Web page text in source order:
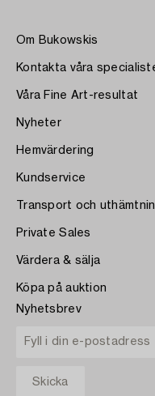
Om Bukowskis
Kontakta våra
Våra Fine Art-resultat
Nyheter
Hemvärdering
Kundservice
Transport och
Private Sales
Värdera & sälja
Köpa på auktion
Nyhetsbrev